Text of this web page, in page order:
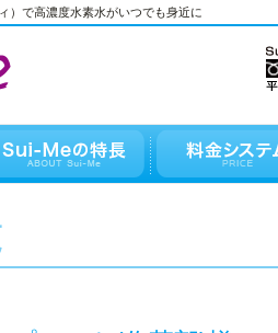
）で高濃度水素水がいつでも身近に